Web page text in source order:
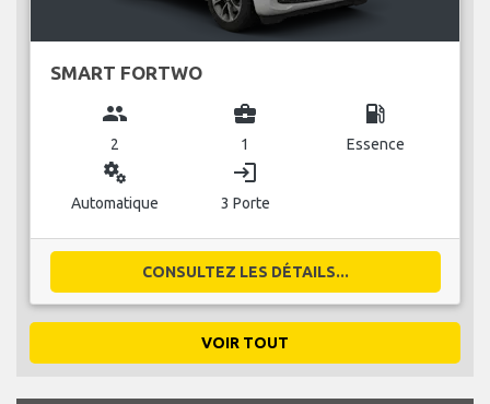
SMART FORTWO
group
2
business_center
1
local_gas_station
Essence
miscellaneous_services
Automatique
login
3 Porte
CONSULTEZ LES DÉTAILS...
VOIR TOUT